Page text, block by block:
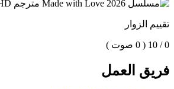
تقييم الزوار
0 / 10 ( 0 صوت )
فريق العمل